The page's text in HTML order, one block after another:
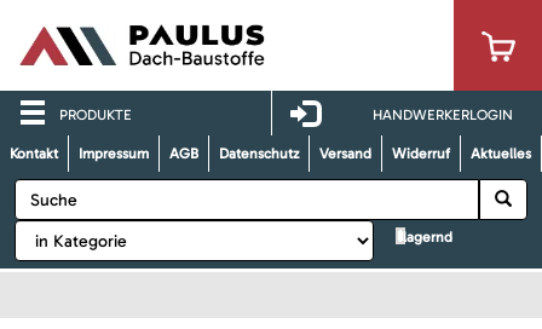
PRODUKTE HANDWERKERLOGIN
Kontakt Impressum AGB Datenschutz Versand Widerruf Aktuelles
lagernd